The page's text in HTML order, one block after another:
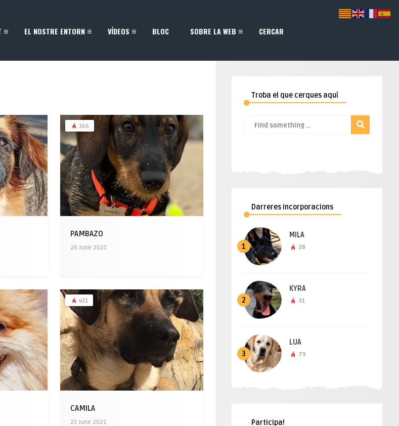
EL NOSTRE ENTORN VÍDEOS BLOC SOBRE LA WEB CERCAR
366
PAMBAZO
28 June 2021
431
CAMILA
23 June 2021
Troba el que cerques aquí
Darreres incorporacions
1
MILA
28
2
KYRA
31
3
LUA
79
Participa!